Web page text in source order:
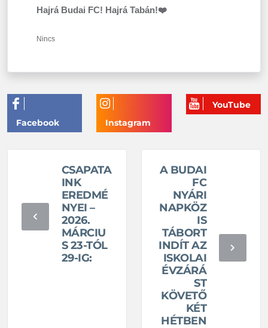
Hajrá Budai FC! Hajrá Tabán!❤️
Nincs
CSAPATA
INK
EREDMÉ
NYEI –
2026.
MÁRCIU
S 23-TÓL
29-IG:
A BUDAI
FC
NYÁRI
NAPKÖZ
IS
TÁBORT
INDÍT AZ
ISKOLAI
ÉVZÁRÁ
ST
KÖVETŐ
KÉT
HÉTBEN